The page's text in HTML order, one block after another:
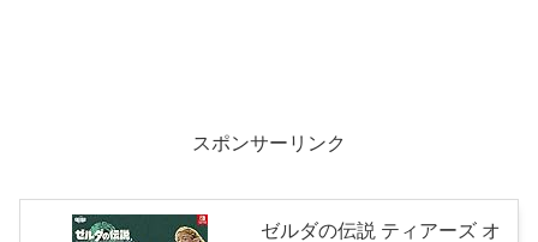
スポンサーリンク
ゼルダの伝説 ティアーズ オ